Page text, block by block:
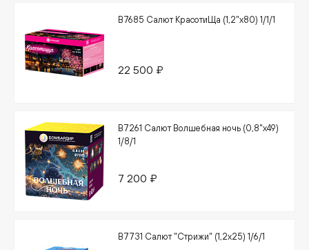
В7685 Салют КрасотиЩа (1,2"х80) 1/1/1
22 500 ₽
В7261 Салют Волшебная ночь (0,8"х49)
1/8/1
7 200 ₽
В7731 Салют "Стрижи" (1,2х25) 1/6/1